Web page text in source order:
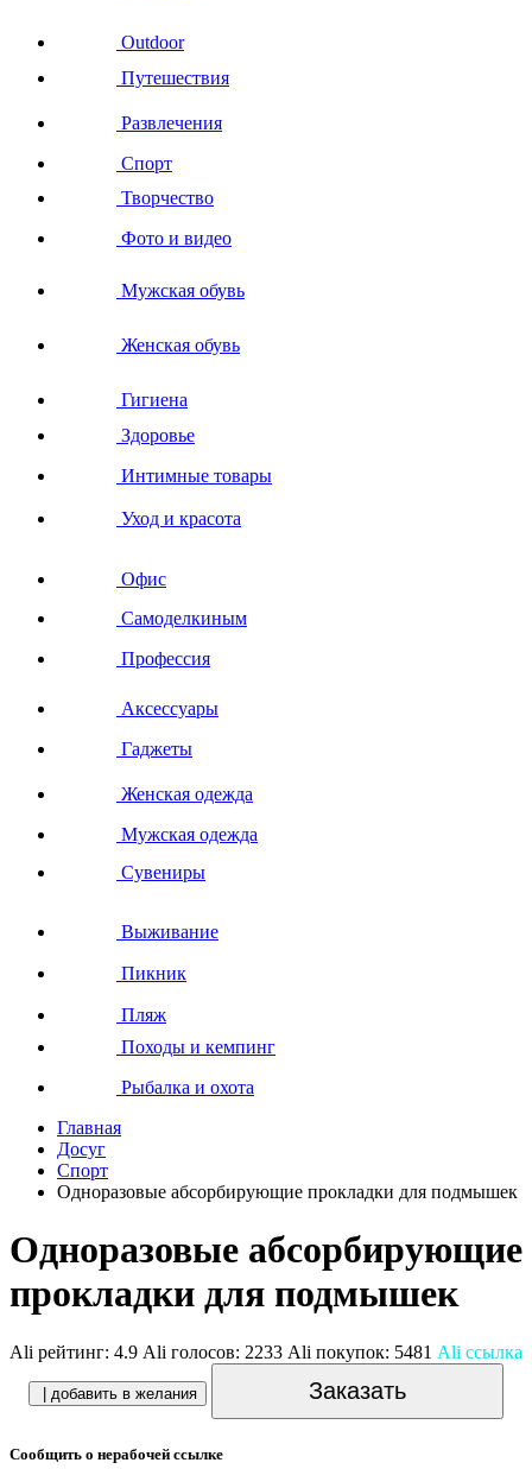
Outdoor
Путешествия
Развлечения
Спорт
Творчество
Фото и видео
Мужская обувь
Женская обувь
Гигиена
Здоровье
Интимные товары
Уход и красота
Офис
Самоделкиным
Профессия
Аксессуары
Гаджеты
Женская одежда
Мужская одежда
Сувениры
Выживание
Пикник
Пляж
Походы и кемпинг
Рыбалка и охота
Главная
Досуг
Спорт
Одноразовые абсорбирующие прокладки для подмышек
Одноразовые абсорбирующие
прокладки для подмышек
Ali рейтинг: 4.9 Ali голосов: 2233 Ali покупок: 5481 Ali ссылка
| добавить в желания Заказать
Сообщить о нерабочей ссылке